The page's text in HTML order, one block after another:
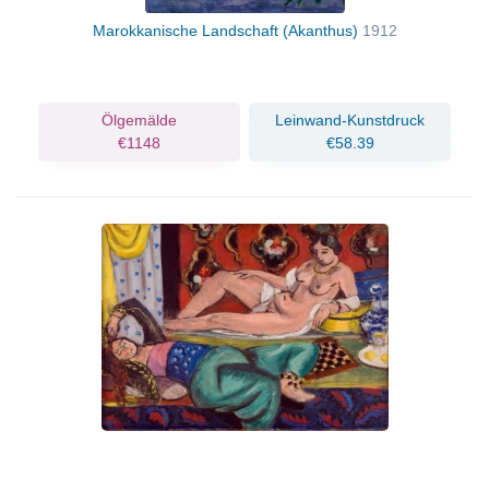
Marokkanische Landschaft (Akanthus) 1912
Ölgemälde
€1148
Leinwand-Kunstdruck
€58.39